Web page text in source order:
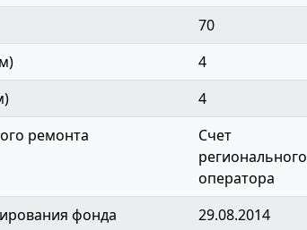
70
4
4
ремонта
Счет
регионального
оператора
фонда
29.08.2014